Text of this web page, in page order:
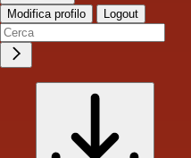
Modifica profilo Logout